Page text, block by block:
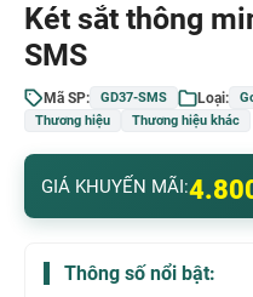
Két sắt thông
SMS
Mã SP: GD37-SMS Loại:
Thương hiệu
Thương hiệu khác
GIÁ KHUYẾN MÃI:
Thông số nổi bật: